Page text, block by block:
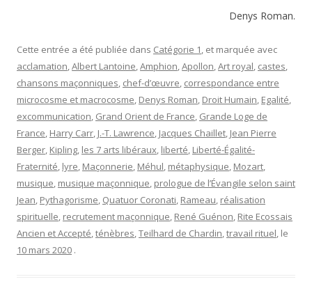
Denys Roman.
Cette entrée a été publiée dans Catégorie 1, et marquée avec
acclamation,Albert Lantoine,Amphion,Apollon,Art royal, castes,
chansons maçonniques, chef-d’œuvre, correspondance entre
microcosme et macrocosme, Denys Roman, Droit Humain, Egalité,
excommunication, Grand Orient de France, Grande Loge de
France, Harry Carr, J.-T. Lawrence, Jacques Chaillet, Jean Pierre
Berger, Kipling, les 7 arts libéraux, liberté, Liberté-Égalité-
Fraternité, lyre, Maçonnerie, Méhul, métaphysique, Mozart,
musique, musique maçonnique, prologue de l’Évangile selon saint
Jean, Pythagorisme, Quatuor Coronati, Rameau, réalisation
spirituelle, recrutement maçonnique, René Guénon, Rite Ecossais
Ancien et Accepté,ténèbres,Teilhard de Chardin,travail rituel, le
10 mars 2020 .